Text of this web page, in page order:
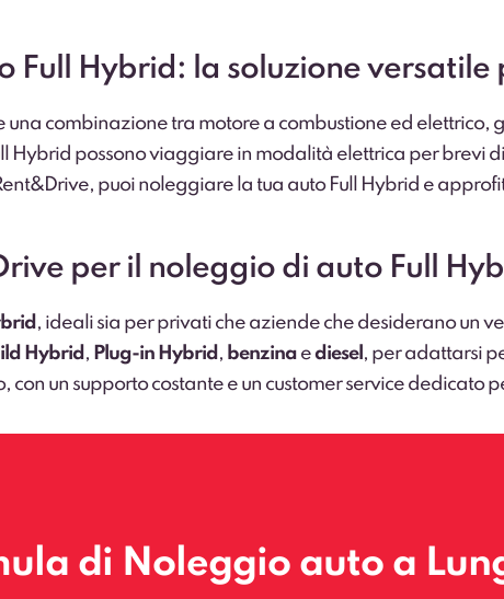
Full Hybrid: la soluzione
una combinazione tra motore a combustione ed elettrico,
Hybrid possono viaggiare in modalità elettrica per brevi
puoi noleggiare la tua auto Full Hybrid e
per il noleggio di auto Full
, ideali sia per privati che aziende che desiderano un
Hybrid , Plug-in Hybrid , benzina ediesel , per adattarsi
un supporto costante e un customer service dedicato
di Noleggio auto a